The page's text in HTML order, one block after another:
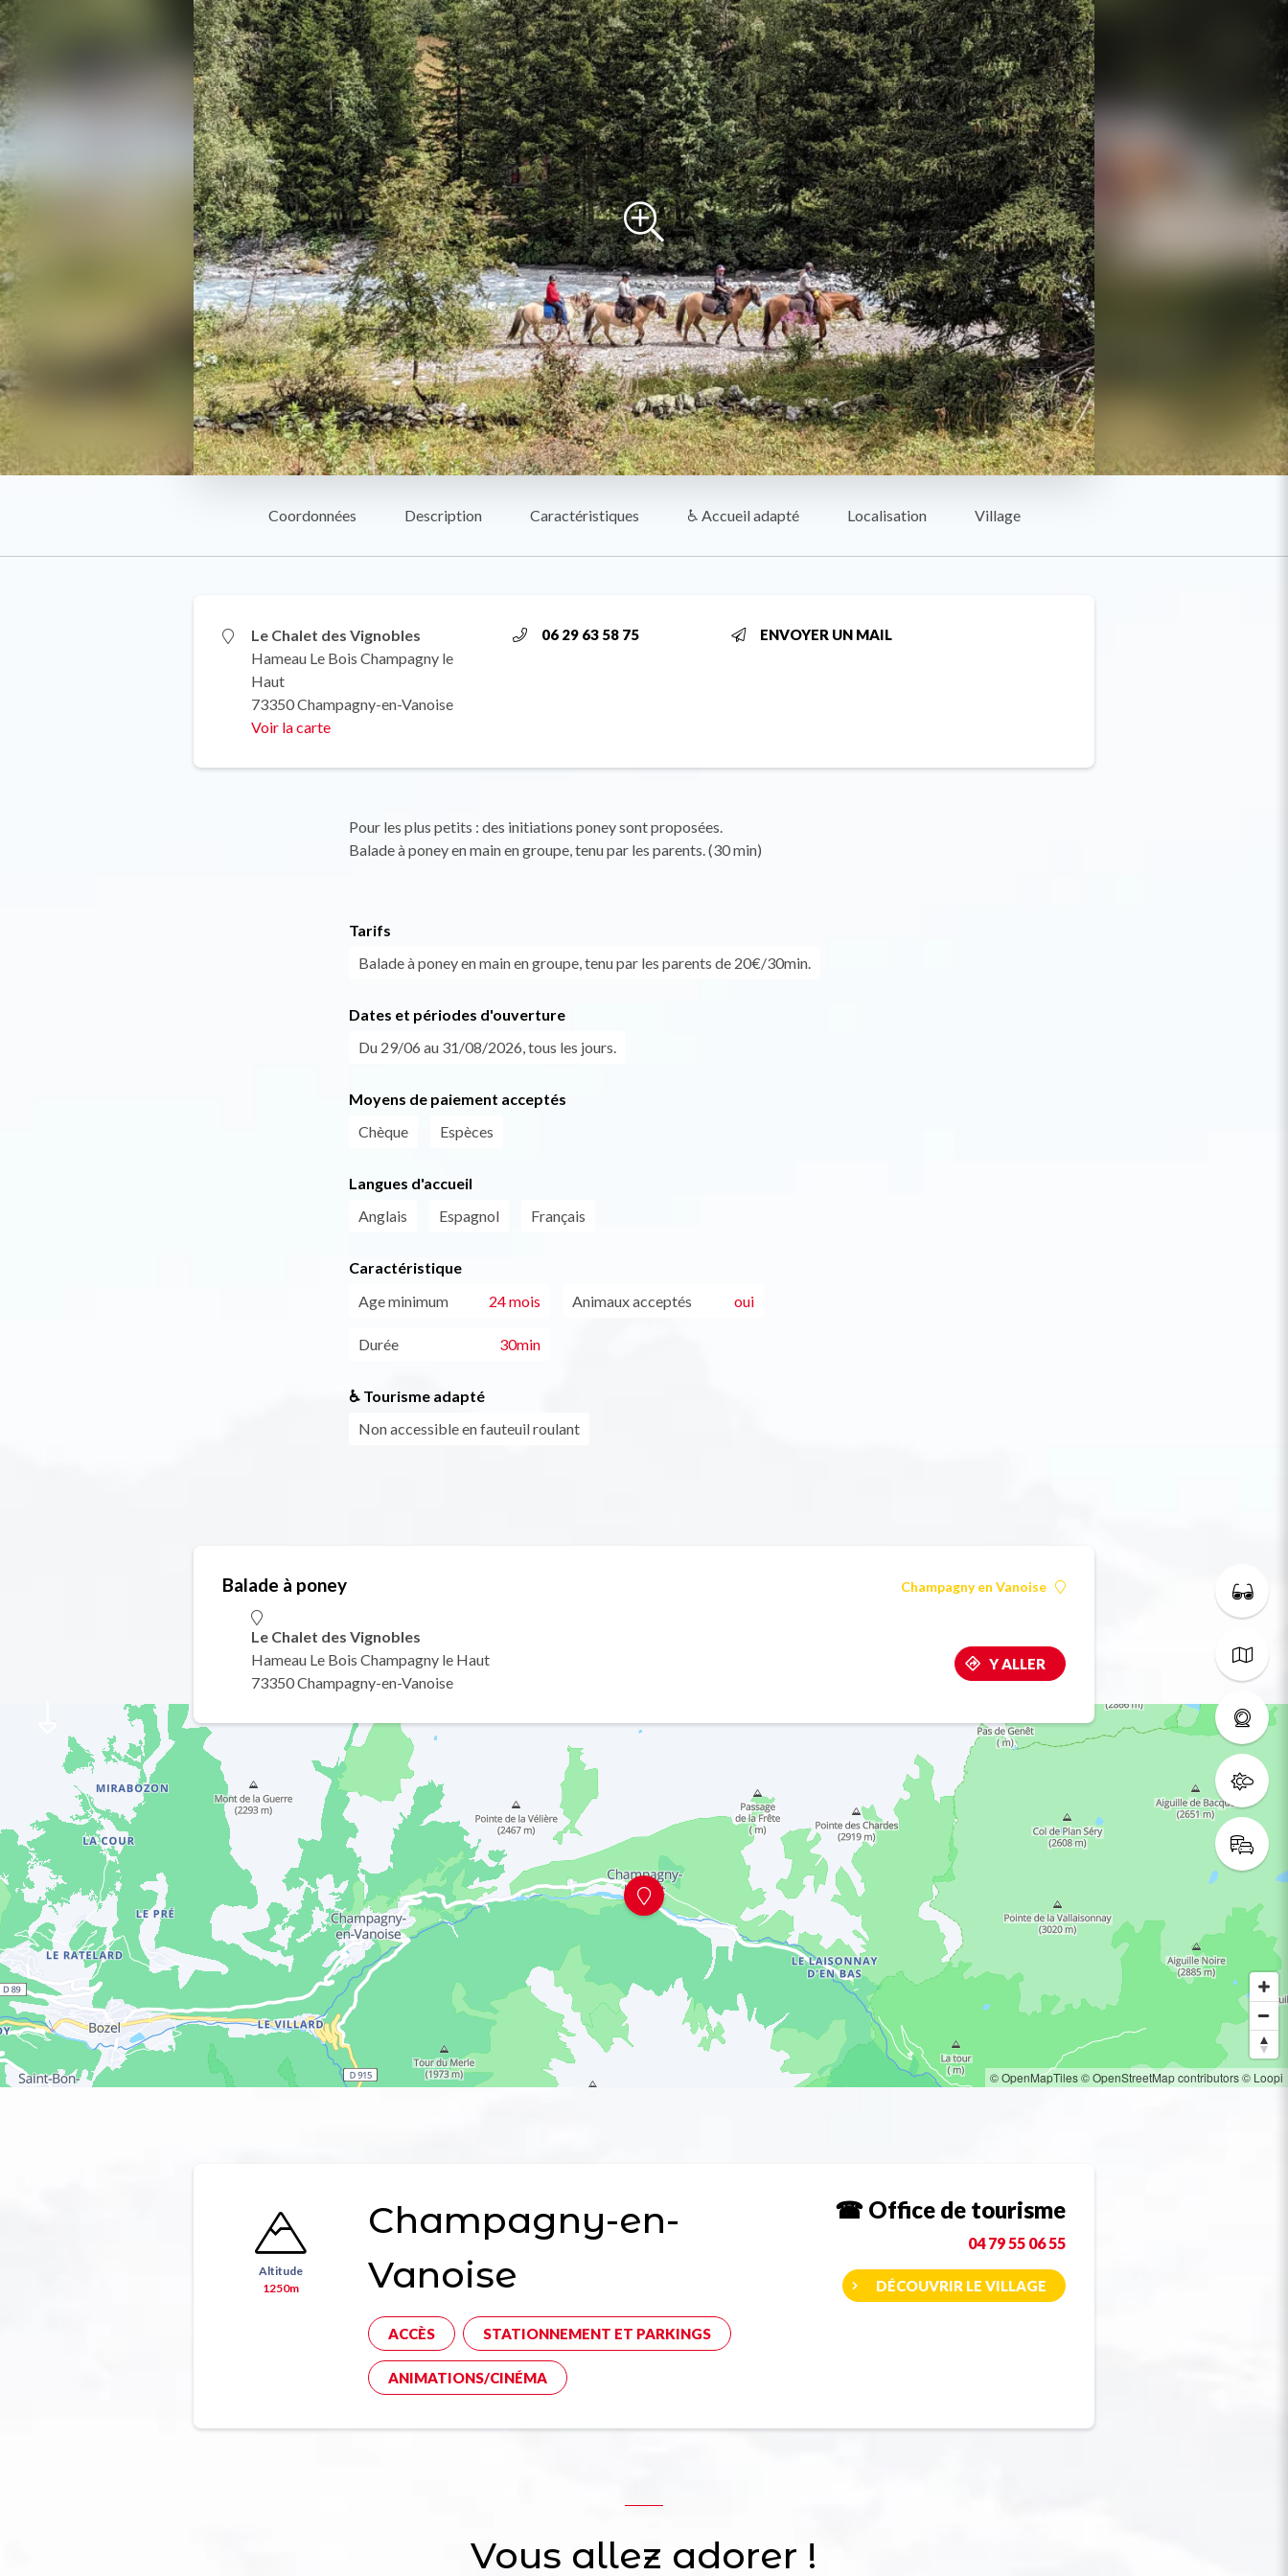
Coordonnées Description Caractéristiques ♿ Accueil adapté Localisation Village
Le Chalet des Vignobles
Hameau Le Bois Champagny le
Haut
73350 Champagny-en-Vanoise
Voir la carte
06 29 63 58 75 ENVOYER UN MAIL
Pour les plus petits : des initiations poney sont proposées.
Balade à poney en main en groupe, tenu par les parents. (30 min)
Tarifs
Balade à poney en main en groupe, tenu par les parents de 20€/30min.
Dates et périodes d'ouverture
Du 29/06 au 31/08/2026, tous les jours.
Moyens de paiement acceptés
Chèque
Espèces
Langues d'accueil
Anglais
Espagnol Français
Caractéristique
Age minimum
24 mois Animaux acceptés oui
Durée 30min
♿ Tourisme adapté
Non accessible en fauteuil roulant
Balade à poney
Le Chalet des Vignobles
Hameau Le Bois Champagny le Haut
73350 Champagny-en-Vanoise
Champagny en Vanoise
Y ALLER
© OpenMapTiles© OpenStreetMap contributors© Loopi
Altitude
1250m
Champagny-en-
Vanoise
ACCÈS STATIONNEMENT ET PARKINGS
ANIMATIONS/CINÉMA
☎ Office de tourisme
04 79 55 06 55
DÉCOUVRIR LE VILLAGE
Vous allez adorer !